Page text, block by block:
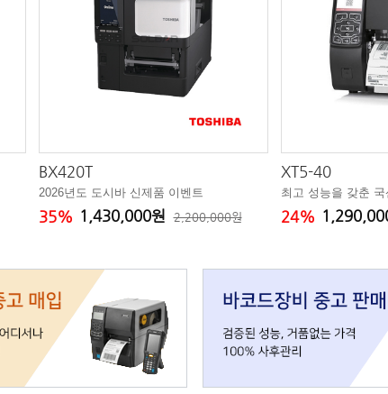
BX420T
2026년도 도시바 신제품 이벤트
35% 1,430,000원 2,200,000원
XT5-40
최고 성능을 갖춘 국
24%